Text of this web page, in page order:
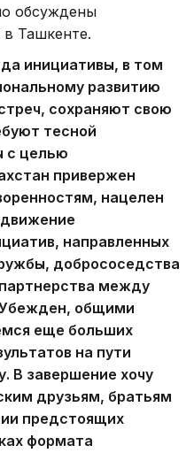
обсуждены
Ташкенте.
инициативы, в том
развитию
сохраняют свою
тесной
с целью
привержен
нацелен
направленных
добрососедства
между
общими
еще больших
на пути
В завершение хочу
друзьям, братьям
предстоящих
формата